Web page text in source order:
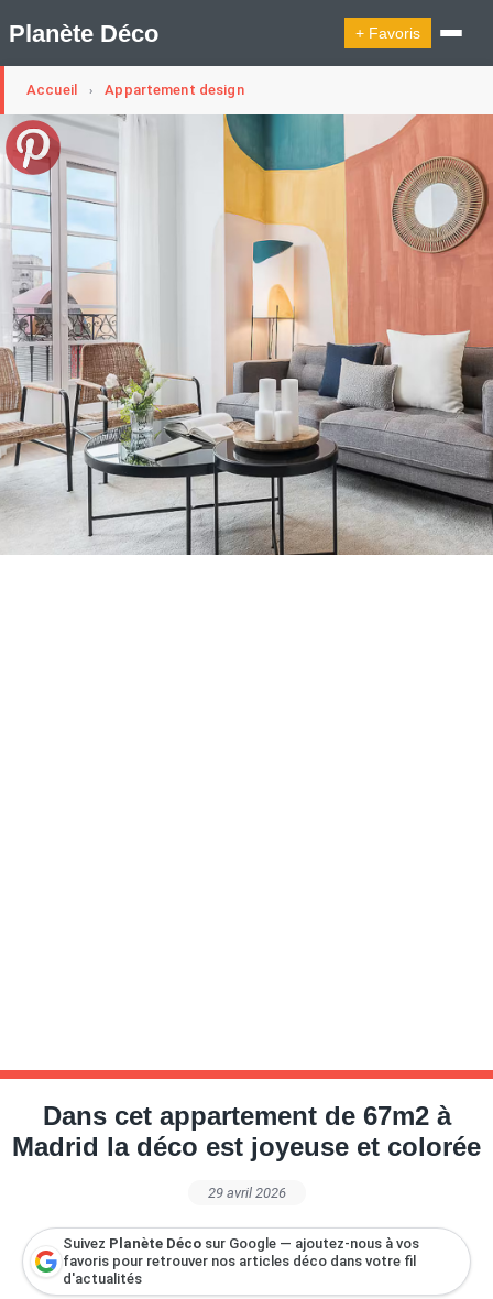
Planète Déco + Favoris
🛍︎ Shop Planète Déco ℹ︎ À propos
Appartement Design Belgique
Decoration Noël
Design Suédois En Quelques Photos
Idées Déco En 10 Photos
La Semaine Décoration Et Design
Maison En Ville
Méli-Mélo Suédois
Publi Reportage
Tendance
Interieurs Scandinaves
La Décoration Selon Votre Signe Astrologique
Les Trouvailles Déco Du Jour
Loft
Maison Appartement Écologique
Maison Container/container House
Maison D'hôtes
Maison Et Appartement Vintage
On Décode La Déco
Petite Surface
Piscine Question De Style
Renovation
Revue De Week End
Tiny House
Accueil › Appartement design
Dans cet appartement de 67m2 à
Madrid la déco est joyeuse et colorée
29 avril 2026
Suivez Planète Déco sur Google — ajoutez-nous à vos
favoris pour retrouver nos articles déco dans votre fil
d'actualités